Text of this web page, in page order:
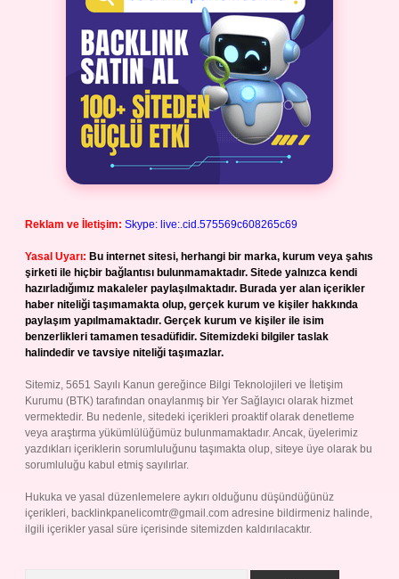
Reklam ve İletişim: Skype: live:.cid.575569c608265c69
Yasal Uyarı: Bu internet sitesi, herhangi bir marka, kurum veya şahıs
şirketi ile hiçbir bağlantısı bulunmamaktadır. Sitede yalnızca kendi
hazırladığımız makaleler paylaşılmaktadır. Burada yer alan içerikler
haber niteliği taşımamakta olup, gerçek kurum ve kişiler hakkında
paylaşım yapılmamaktadır. Gerçek kurum ve kişiler ile isim
benzerlikleri tamamen tesadüfidir. Sitemizdeki bilgiler taslak
halindedir ve tavsiye niteliği taşımazlar.
Sitemiz, 5651 Sayılı Kanun gereğince Bilgi Teknolojileri ve İletişim
Kurumu (BTK) tarafından onaylanmış bir Yer Sağlayıcı olarak hizmet
vermektedir. Bu nedenle, sitedeki içerikleri proaktif olarak denetleme
veya araştırma yükümlülüğümüz bulunmamaktadır. Ancak, üyelerimiz
yazdıkları içeriklerin sorumluluğunu taşımakta olup, siteye üye olarak bu
sorumluluğu kabul etmiş sayılırlar.
Hukuka ve yasal düzenlemelere aykırı olduğunu düşündüğünüz
içerikleri, backlinkpanelicomtr@gmail.com adresine bildirmeniz halinde,
ilgili içerikler yasal süre içerisinde sitemizden kaldırılacaktır.